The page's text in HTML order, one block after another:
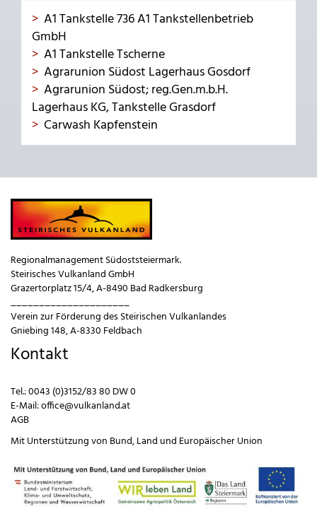
A1 Tankstelle 736 A1 Tankstellenbetrieb
GmbH
A1 Tankstelle Tscherne
Agrarunion Südost Lagerhaus Gosdorf
Agrarunion Südost; reg.Gen.m.b.H.
Lagerhaus KG, Tankstelle Grasdorf
Carwash Kapfenstein
Regionalmanagement Südoststeiermark.
Steirisches Vulkanland GmbH
Grazertorplatz 15/4, A-8490 Bad Radkersburg
_____________________
Verein zur Förderung des Steirischen Vulkanlandes
Gniebing 148, A-8330 Feldbach
Kontakt
Tel.:0043 (0)3152/83 80 DW 0
E-Mail:office@vulkanland.at
AGB
Mit Unterstützung von Bund,Land und Europäischer Union